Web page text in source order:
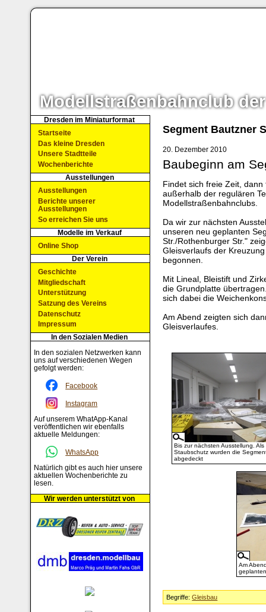
Modellstraßenbahnclub der
Segment Bautzner
20. Dezember 2010
Baubeginn am
Findet sich freie Zeit,
außerhalb der regulären
Modellstraßenbahnclubs.
Da wir zur nächsten
unseren neu geplanten
Str./Rothenburger Str."
Gleisverlaufs der
begonnen.
Mit Lineal, Bleistift und
die Grundplatte
sich dabei die
Am Abend zeigten sich
Gleisverlaufes.
Bis zur nächsten Ausstellung. Als
Staubschutz wurden die
abgedeckt
Am
Begriffe:Gleisbau
Dresden im Miniaturformat
Startseite
Das kleine Dresden
Unsere Stadtteile
Wochenberichte
Ausstellungen
Ausstellungen
Berichte unserer
Ausstellungen
So erreichen Sie uns
Modelle im Verkauf
Online Shop
Der Verein
Geschichte
Mitgliedschaft
Unterstützung
Satzung des Vereins
Datenschutz
Impressum
In den Sozialen Medien
In den sozialen Netzwerken kann
uns auf verschiedenen Wegen
gefolgt werden:
Facebook
Instagram
Auf unserem WhatApp-Kanal
veröffentlichen wir ebenfalls
aktuelle Meldungen:
WhatsApp
Natürlich gibt es auch hier unsere
aktuellen Wochenberichte zu
lesen.
Wir werden unterstützt von